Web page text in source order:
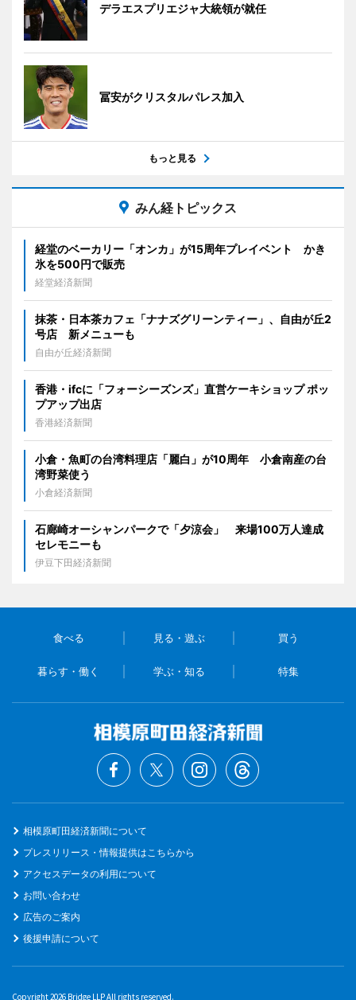
デラエスプリエジャ大統領が就任
冨安がクリスタルパレス加入
もっと見る
みん経トピックス
経堂のベーカリー「オンカ」が15周年プレイベント かき
氷を500円で販売
経堂経済新聞
抹茶・日本茶カフェ「ナナズグリーンティー」、自由が丘2
号店 新メニューも
自由が丘経済新聞
香港・ifcに「フォーシーズンズ」直営ケーキショップ ポッ
プアップ出店
香港経済新聞
小倉・魚町の台湾料理店「麗白」が10周年 小倉南産の台
湾野菜使う
小倉経済新聞
石廊崎オーシャンパークで「夕涼会」 来場100万人達成
セレモニーも
伊豆下田経済新聞
食べる 見る・遊ぶ 買う
暮らす・働く 学ぶ・知る 特集
相模原町田経済新聞について
プレスリリース・情報提供はこちらから
アクセスデータの利用について
お問い合わせ
広告のご案内
後援申請について
Copyright 2026 Bridge LLP All rights reserved.